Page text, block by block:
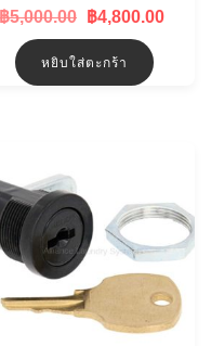
฿5,000.00 Original
฿5,000.00.
฿4,800.00
หยิบใส่ตะกร้า